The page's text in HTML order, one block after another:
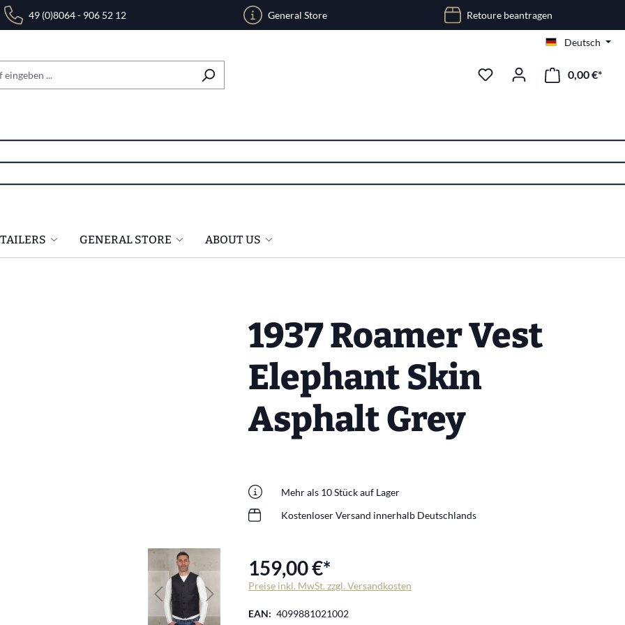
49 (0)8064 - 906 52 12 General Store Retoure beantragen
Deutsch
0,00 €*
GENERAL STORE ABOUT US
1937 Roamer Vest
Elephant Skin
Asphalt Grey
Mehr als 10 Stück auf Lager
Kostenloser Versand innerhalb Deutschlands
159,00 €*
Preise inkl. MwSt. zzgl. Versandkosten
EAN: 4099881021002